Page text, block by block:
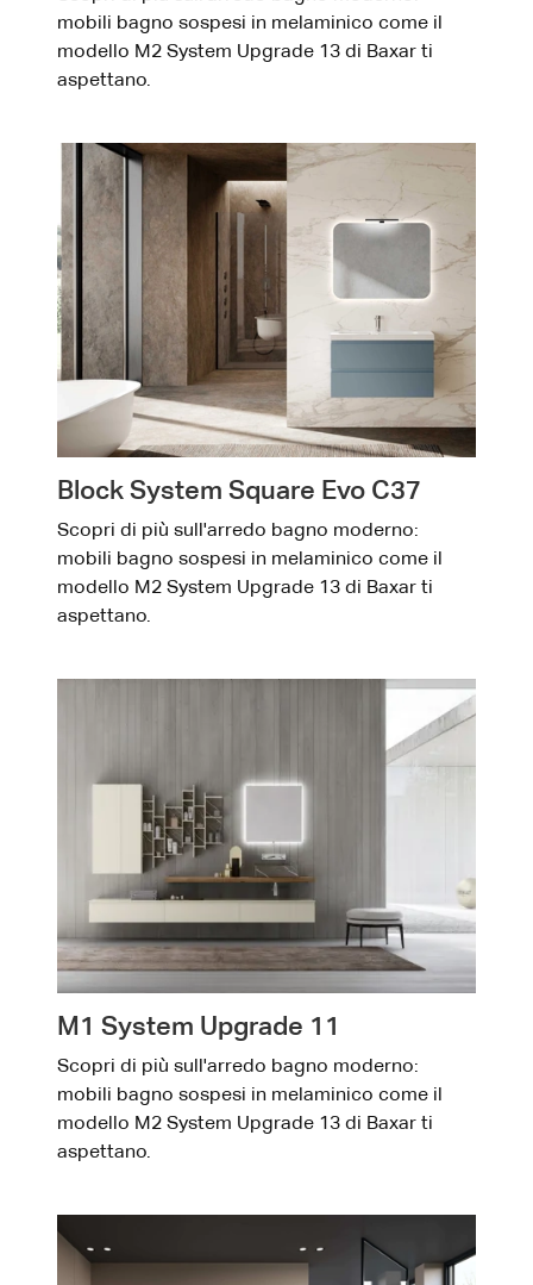
mobili bagno sospesi in melaminico come il
modello M2 System Upgrade 13 di Baxar ti
aspettano.
Block System Square Evo C37
Scopri di più sull'arredo bagno moderno:
mobili bagno sospesi in melaminico come il
modello M2 System Upgrade 13 di Baxar ti
aspettano.
M1 System Upgrade 11
Scopri di più sull'arredo bagno moderno:
mobili bagno sospesi in melaminico come il
modello M2 System Upgrade 13 di Baxar ti
aspettano.